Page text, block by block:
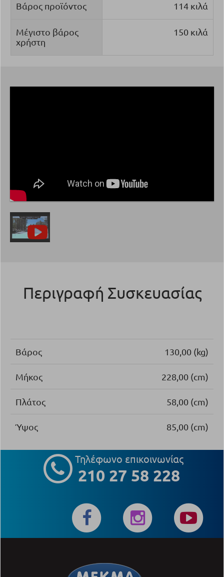
Βάρος προϊόντος 114 κιλά
Μέγιστο βάρος
χρήστη
150 κιλά
Περιγραφή Συσκευασίας
Βάρος 130,00 (kg)
Μήκος 228,00 (cm)
Πλάτος 58,00 (cm)
Ύψος 85,00 (cm)
Τηλέφωνο επικοινωνίας
210 27 58 228